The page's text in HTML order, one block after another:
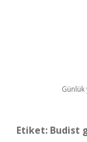
Günlük
Etiket: Budist